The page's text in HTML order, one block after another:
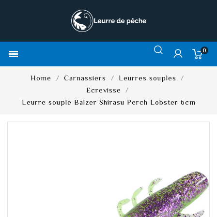
 0
Home Carnassiers
Leurres souples
Ecrevisse
Leurre souple Balzer Shirasu Perch Lobster 6cm